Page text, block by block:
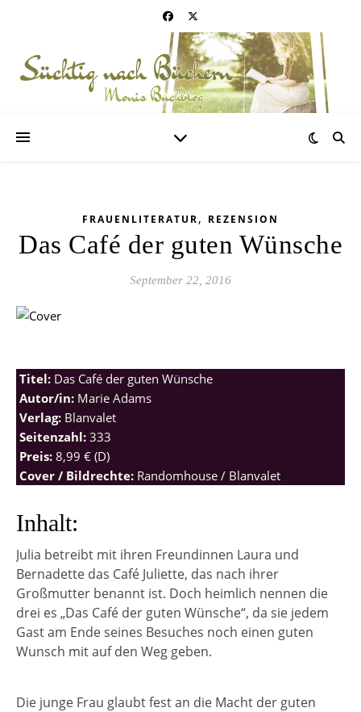
FRAUENLITERATUR, REZENSION
Das Café der guten Wünsche
September 22, 2016
Titel: Das Café der guten Wünsche
Autor/in: Marie Adams
Verlag: Blanvalet
Seitenzahl: 333
Preis: 8,99 € (D)
Cover / Bildrechte: Randomhouse / Blanvalet
Inhalt:
Julia betreibt mit ihren Freundinnen Laura und
Bernadette das Café Juliette, das nach ihrer
Großmutter benannt ist. Doch heimlich nennen die
drei es „Das Café der guten Wünsche“, da sie jedem
Gast am Ende seines Besuches noch einen guten
Wunsch mit auf den Weg geben.
Die junge Frau glaubt fest an die Macht der guten